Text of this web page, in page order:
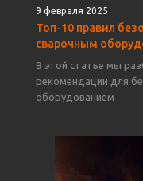
9 февраля 2025
Топ-10 правил
сварочным
В этой статье мы
рекомендации для
оборудованием